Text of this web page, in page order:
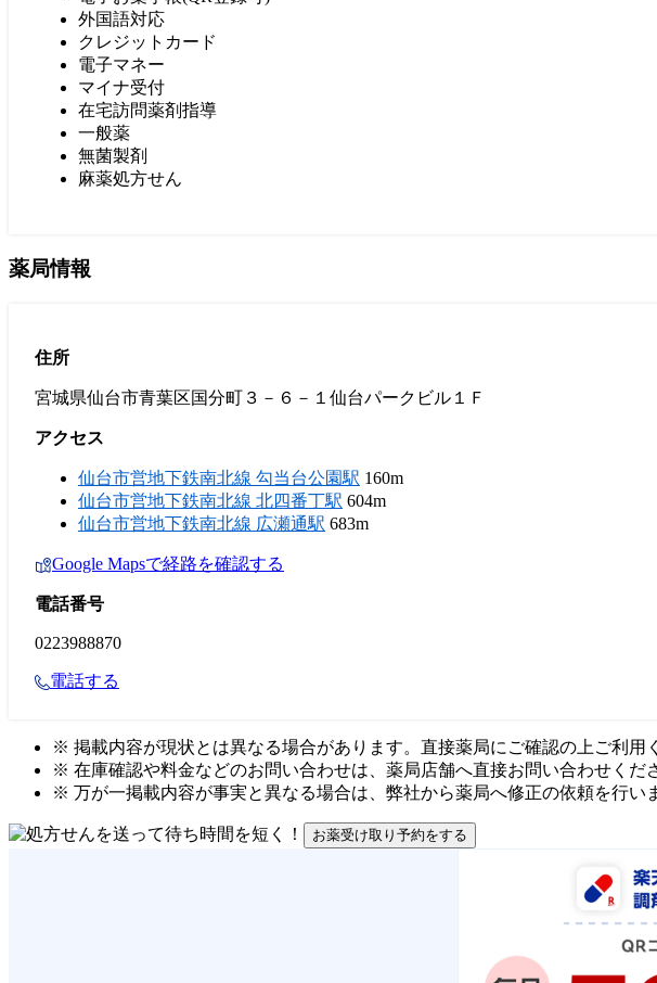
外国語対応
クレジットカード
電子マネー
マイナ受付
在宅訪問薬剤指導
一般薬
無菌製剤
麻薬処方せん
薬局情報
住所
宮城県仙台市青葉区国分町３－６－１仙台パークビル１Ｆ
アクセス
仙台市営地下鉄南北線 勾当台公園駅 160m
仙台市営地下鉄南北線 北四番丁駅 604m
仙台市営地下鉄南北線 広瀬通駅 683m
Google Mapsで経路を確認する
電話番号
0223988870
電話する
※ 掲載内容が現状とは異なる場合があります。直接薬局にご確認の上ご利用
※ 在庫確認や料金などのお問い合わせは、薬局店舗へ直接お問い合わせくだ
※ 万が一掲載内容が事実と異なる場合は、弊社から薬局へ修正の依頼を行い
お薬受け取り予約をする